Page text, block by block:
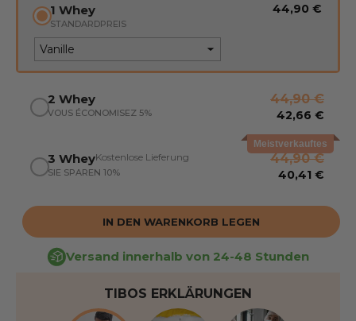
1 Whey
STANDARDPREIS
44,90 €
2 Whey
VOUS ÉCONOMISEZ 5% 42,66 €
44,90 €
Meistverkauftes
3 WheyKostenlose Lieferung
SIE SPAREN 10% 40,41 €
44,90 €
IN DEN WARENKORB LEGEN
Versand innerhalb von 24-48 Stunden
TIBOS ERKLÄRUNGEN